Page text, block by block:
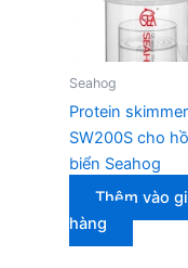
Seahog
Protein skimmer
SW200S cho
biển Seahog
Thêm vào
hàng